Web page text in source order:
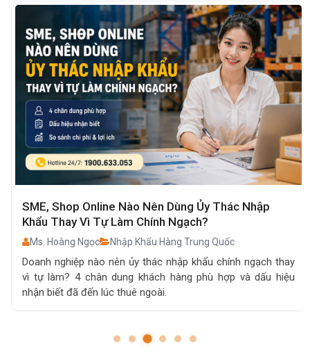
SME, Shop Online Nào Nên Dùng Ủy Thác Nhập
Khẩu Thay Vì Tự Làm Chính Ngạch?
Ms. Hoàng Ngọc Nhập Khẩu Hàng Trung Quốc
Doanh nghiệp nào nên ủy thác nhập khẩu chính ngạch thay
vì tự làm? 4 chân dung khách hàng phù hợp và dấu hiệu
nhận biết đã đến lúc thuê ngoài.